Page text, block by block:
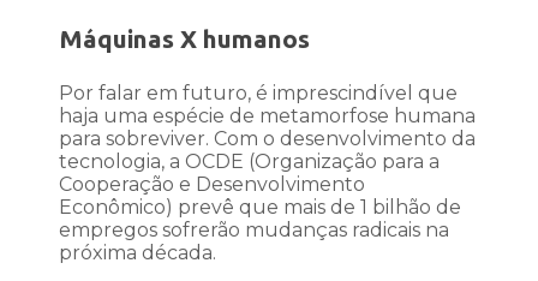
Máquinas X humanos
Por falar em futuro, é imprescindível que
haja uma espécie de metamorfose humana
para sobreviver. Com o desenvolvimento da
tecnologia, a OCDE (Organização para a
Cooperação e Desenvolvimento
Econômico) prevê que mais de 1 bilhão de
empregos sofrerão mudanças radicais na
próxima década.